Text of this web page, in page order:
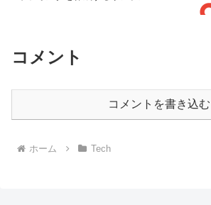
コメント
コメントを書き込む
ホーム Tech